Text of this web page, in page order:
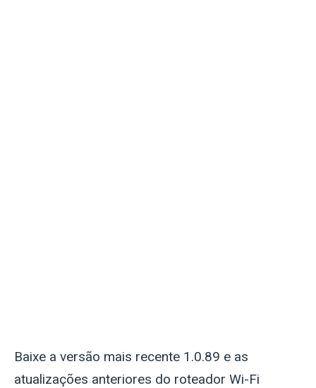
Baixe a versão mais recente 1.0.89 e as
atualizações anteriores do roteador Wi-Fi